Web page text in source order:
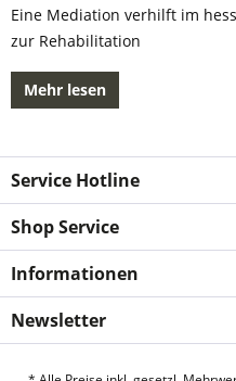
Eine Mediation verhilft im
zur Rehabilitation
Mehr lesen
Service Hotline
Shop Service
Informationen
Newsletter